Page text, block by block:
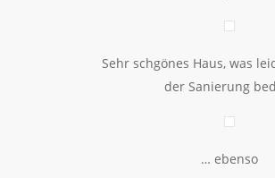
Sehr schgönes Haus, was
der Sanierung
… ebenso